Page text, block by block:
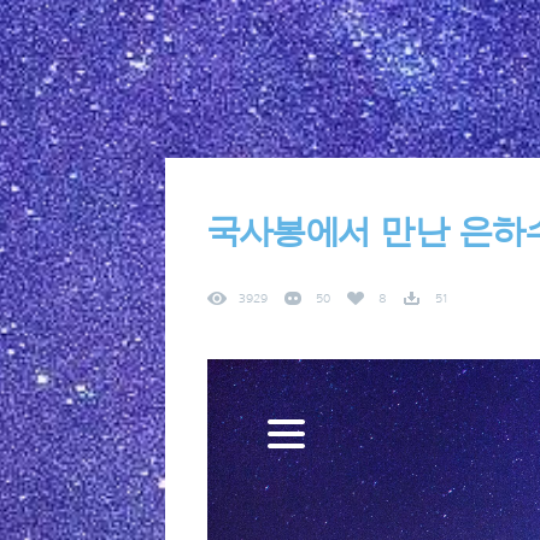
국사봉에서 만난 은하
3929 50 8 51